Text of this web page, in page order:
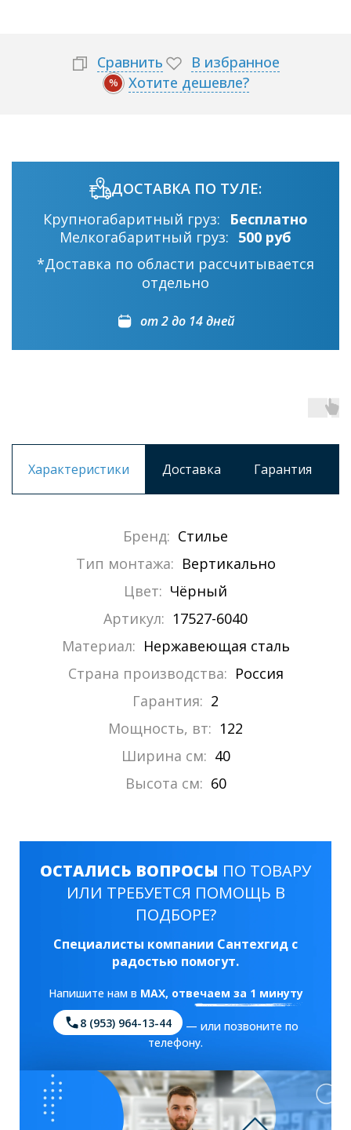
Сравнить В избранное
% Хотите дешевле?
ДОСТАВКА ПО ТУЛЕ:
Крупногабаритный груз:
Бесплатно
Мелкогабаритный груз: 500 руб
*Доставка по области рассчитывается
отдельно
от 2 до 14 дней
Характеристики Доставка Гарантия
Бренд: Стилье
Тип монтажа: Вертикально
Цвет: Чёрный
Артикул: 17527-6040
Материал: Нержавеющая сталь
Страна производства: Россия
Гарантия: 2
Мощность, вт: 122
Ширина см: 40
Высота см: 60
ОСТАЛИСЬ ВОПРОСЫ ПО ТОВАРУ
ИЛИ ТРЕБУЕТСЯ ПОМОЩЬ В
ПОДБОРЕ?
Специалисты компании Сантехгид с
радостью помогут.
Напишите нам в MAX, отвечаем за 1 минуту
8 (953) 964-13-44
— или позвоните по
телефону.